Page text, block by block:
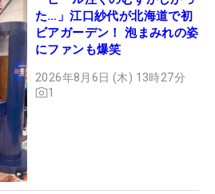
た…」江口紗代が北海道で初
ビアガーデン！ 泡まみれの姿
にファンも爆笑
2026年8月6日 (木) 13時27分
1